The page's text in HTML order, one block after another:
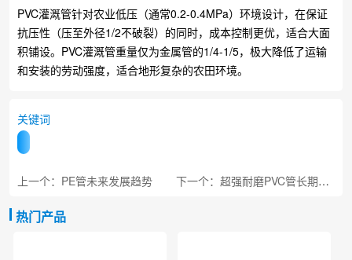
PVC灌溉管针对农业低压（通常0.2-0.4MPa）环境设计，在保证
抗压性（压至外径1/2不破裂）的同时，成本控制更优，适合大面
积铺设。PVC灌溉管重量仅为金属管的1/4-1/5，极大降低了运输
和安装的劳动强度，适合地形复杂的农田环境。
关键词
上一个：PE管未来发展趋势 下一个：超强耐磨PVC管长期通水排污不易破损
热门产品